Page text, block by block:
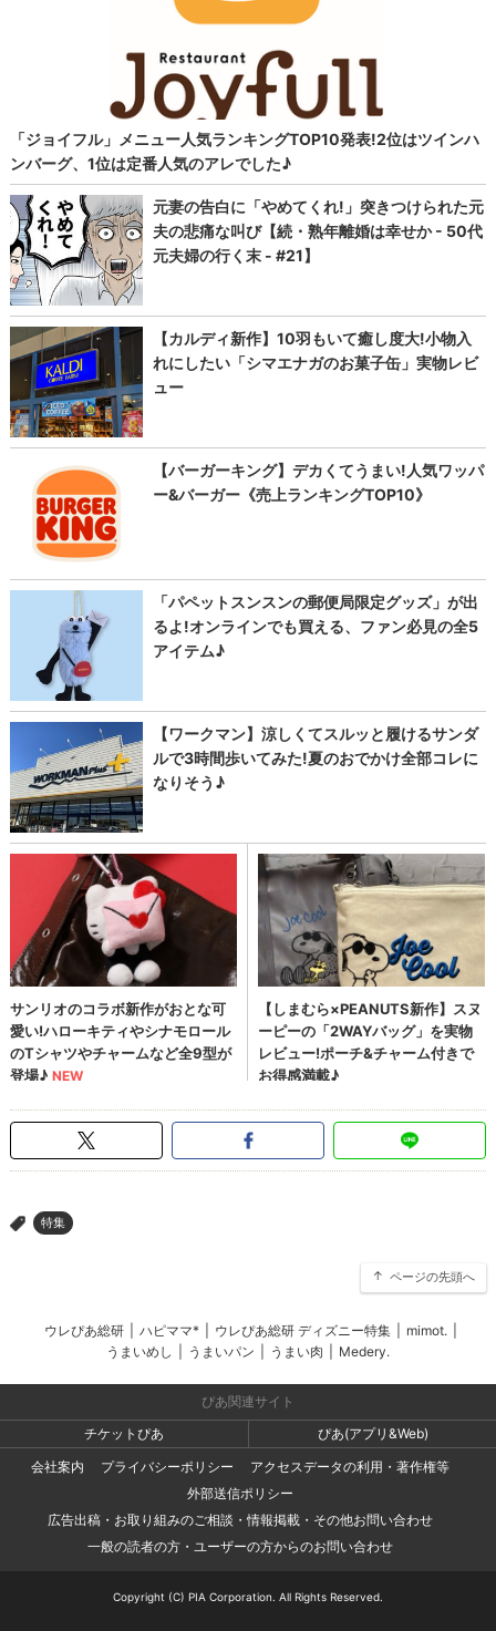
> 特集
ページの先頭へ
ウレぴあ総研 ハピママ* ウレぴあ総研 ディズニー特集 mimot.
うまいめし
うまいパン うまい肉 Medery.
ぴあ関連サイト
チケットぴあ
ぴあ(アプリ&Web)
会社案内
プライバシーポリシー
アクセスデータの利用・著作権等
外部送信ポリシー
広告出稿・お取り組みのご相談・情報掲載・その他お問い合わせ
一般の読者の方・ユーザーの方からのお問い合わせ
Copyright (C) PIA Corporation. All Rights Reserved.